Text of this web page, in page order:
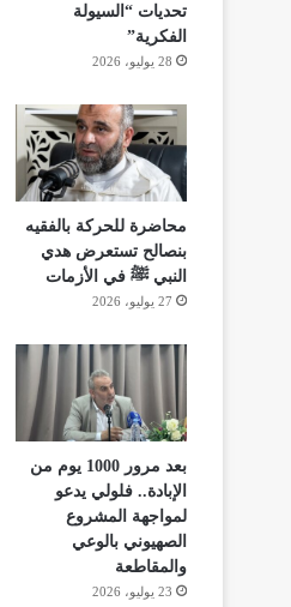
تحديات “السيولة
الفكرية”
28 يوليو، 2026
محاضرة للحركة بالفقيه
بنصالح تستعرض هدي
النبي ﷺ في الأزمات
27 يوليو، 2026
بعد مرور 1000 يوم من
الإبادة.. فلولي يدعو
لمواجهة المشروع
الصهيوني بالوعي
والمقاطعة
23 يوليو، 2026